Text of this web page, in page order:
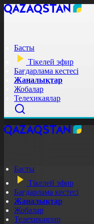
Басты
Тікелей эфир
Бағдарлама кестесі
Жаңалықтар
Жобалар
Телехикаялар
Басты
Тікелей эфир
Бағдарлама кестесі
Жаңалықтар
Жобалар
Телехикаялар